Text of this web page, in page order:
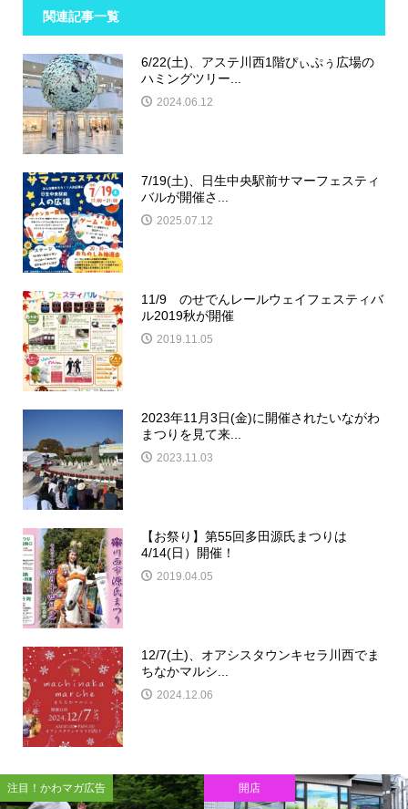
関連記事一覧
6/22(土)、アステ川西1階ぴぃぷぅ広場の
ハミングツリー...
2024.06.12
7/19(土)、日生中央駅前サマーフェスティ
バルが開催さ...
2025.07.12
11/9 のせでんレールウェイフェスティバ
ル2019秋が開催
2019.11.05
2023年11月3日(金)に開催されたいながわ
まつりを見て来...
2023.11.03
【お祭り】第55回多田源氏まつりは
4/14(日）開催！
2019.04.05
12/7(土)、オアシスタウンキセラ川西でま
ちなかマルシ...
2024.12.06
注目！かわマガ広告 開店